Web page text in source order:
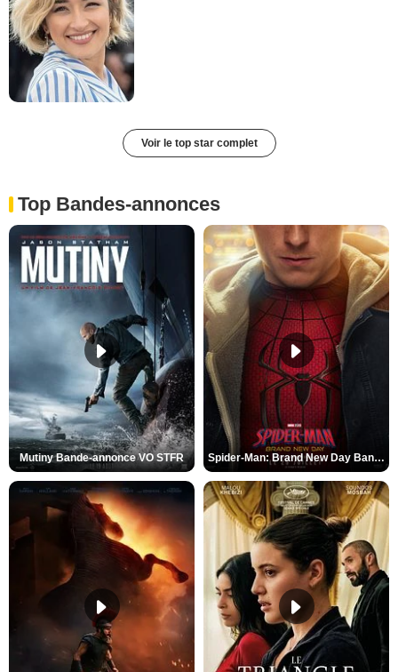
Voir le top star complet
Top Bandes-annonces
Mutiny Bande-annonce VO STFR Spider-Man: Brand New Day Bande-annonce VO STFR